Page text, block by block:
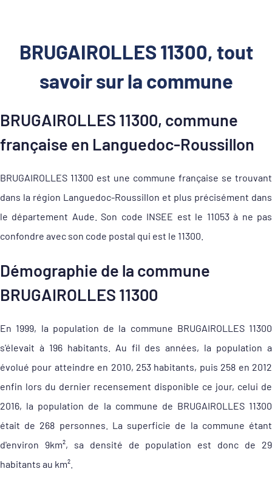
BRUGAIROLLES 11300, tout
savoir sur la commune
BRUGAIROLLES 11300, commune
française en Languedoc-Roussillon
BRUGAIROLLES 11300 est une commune française se trouvant
dans la région Languedoc-Roussillon et plus précisément dans
le département Aude. Son code INSEE est le 11053 à ne pas
confondre avec son code postal qui est le 11300.
Démographie de la commune
BRUGAIROLLES 11300
En 1999, la population de la commune BRUGAIROLLES 11300
s'élevait à 196 habitants. Au fil des années, la population a
évolué pour atteindre en 2010, 253 habitants, puis 258 en 2012
enfin lors du dernier recensement disponible ce jour, celui de
2016, la population de la commune de BRUGAIROLLES 11300
était de 268 personnes. La superficie de la commune étant
d'environ 9km², sa densité de population est donc de 29
habitants au km².